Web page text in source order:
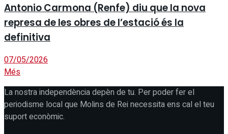
Antonio Carmona (Renfe) diu que la nova
represa de les obres de l’estació és la
definitiva
07/05/2026
Més
La nostra independència depèn de tu. Per poder fer el
periodisme local que Molins de Rei necessita ens cal el teu
suport econòmic.